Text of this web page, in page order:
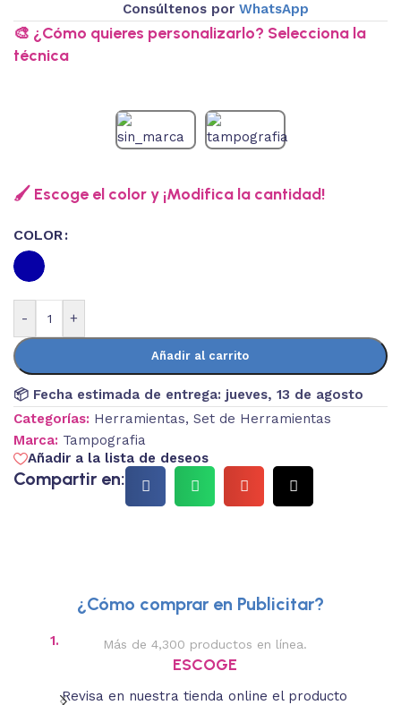
Consúltenos porWhatsApp
🎨 ¿Cómo quieres personalizarlo? Selecciona la
técnica
🖌️ Escoge el color y ¡Modifica la cantidad!
COLOR
- +
Añadir al carrito
📦 Fecha estimada de entrega: jueves, 13 de agosto
Categorías: Herramientas, Set de Herramientas
Marca: Tampografia
Añadir a la lista de deseos
Compartir en:
¿Cómo comprar en Publicitar?
1. Más de 4,300 productos en línea.
ESCOGE
Revisa en nuestra tienda online el producto